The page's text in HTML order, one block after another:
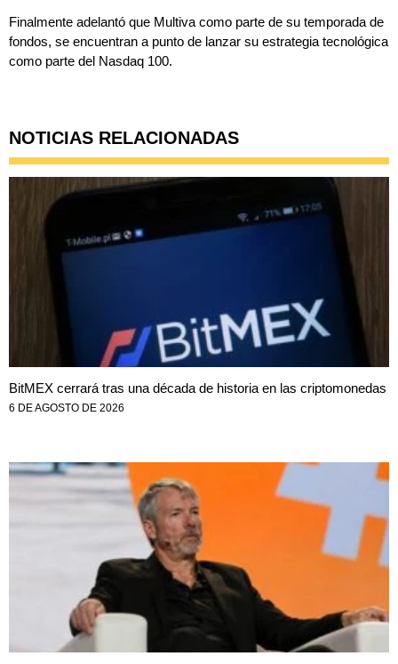
Finalmente adelantó que Multiva como parte de su temporada de
fondos, se encuentran a punto de lanzar su estrategia tecnológica
como parte del Nasdaq 100.
NOTICIAS RELACIONADAS
BitMEX cerrará tras una década de historia en las criptomonedas
6 DE AGOSTO DE 2026